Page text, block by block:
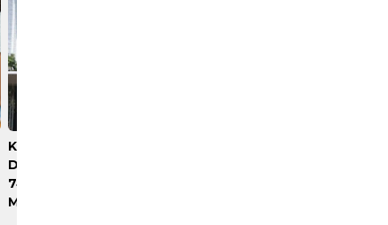
Kejagung Sebut Saat
Dipengadilan Ungkap Emas
74 Kg Dan Uang Tunai
Miliaran Rupiah